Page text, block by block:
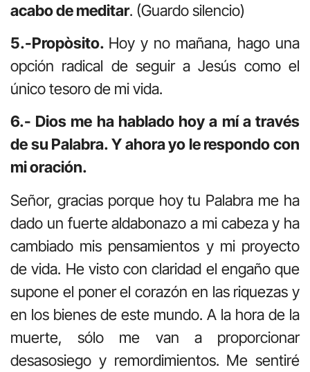
acabo de meditar. (Guardo silencio)
5.-Propòsito. Hoy y no mañana, hago una
opción radical de seguir a Jesús como el
único tesoro de mi vida.
6.- Dios me ha hablado hoy a mí a través
de su Palabra. Y ahora yo le respondo con
mi oración.
Señor, gracias porque hoy tu Palabra me ha
dado un fuerte aldabonazo a mi cabeza y ha
cambiado mis pensamientos y mi proyecto
de vida. He visto con claridad el engaño que
supone el poner el corazón en las riquezas y
en los bienes de este mundo. A la hora de la
muerte, sólo me van a proporcionar
desasosiego y remordimientos. Me sentiré